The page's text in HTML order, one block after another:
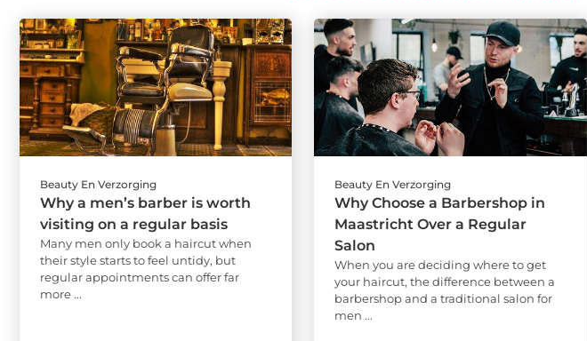
Beauty En Verzorging
Why a men’s barber is worth
visiting on a regular basis
Many men only book a haircut when
their style starts to feel untidy, but
regular appointments can offer far
more ...
Beauty En Verzorging
Why Choose a Barbershop in
Maastricht Over a Regular
Salon
When you are deciding where to get
your haircut, the difference between a
barbershop and a traditional salon for
men ...